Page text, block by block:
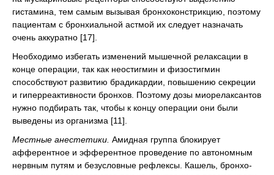
гистамина, тем самым вызывая бронхоконстрикцию, поэтому
пациентам с бронхиальной астмой их следует назначать
очень аккуратно [17].
Необходимо избегать изменений мышечной релаксации в
конце операции, так как неостигмин и физостигмин
способствуют развитию брадикардии, повышению секреции
и гиперреактивности бронхов. Поэтому дозы миорелаксантов
нужно подбирать так, чтобы к концу операции они были
выведены из организма [11].
Местные анестетики. Амидная группа блокирует
афферентное и эфферентное проведение по автономным
нервным путям и безусловные рефлексы. Кашель, бронхо-